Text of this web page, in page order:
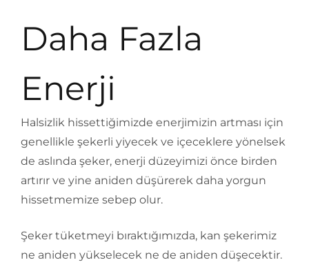
Daha Fazla
Enerji
Halsizlik hissettiğimizde enerjimizin artması için
genellikle şekerli yiyecek ve içeceklere yönelsek
de aslında şeker, enerji düzeyimizi önce birden
artırır ve yine aniden düşürerek daha yorgun
hissetmemize sebep olur.
Şeker tüketmeyi bıraktığımızda, kan şekerimiz
ne aniden yükselecek ne de aniden düşecektir.